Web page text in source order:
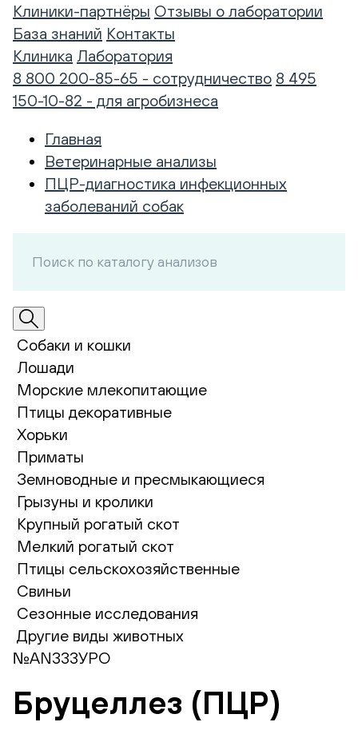
Клиники-партнёры Отзывы о лаборатории
База знаний Контакты
Клиника Лаборатория
8 800 200-85-65 - сотрудничество 8 495
150-10-82 - для агробизнеса
Главная
Ветеринарные анализы
ПЦР-диагностика инфекционных
заболеваний собак
Собаки и кошки
Лошади
Морские млекопитающие
Птицы декоративные
Хорьки
Приматы
Земноводные и пресмыкающиеся
Грызуны и кролики
Крупный рогатый скот
Мелкий рогатый скот
Птицы сельскохозяйственные
Свиньи
Сезонные исследования
Другие виды животных
№AN333УРО
Бруцеллез (ПЦР)